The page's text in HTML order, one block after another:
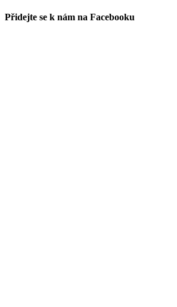
Přidejte se k nám na Facebooku